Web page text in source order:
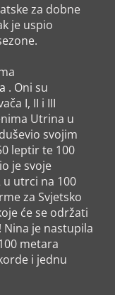
za dobne
je uspio
. Oni su
I, II i III
Utrina u
svojim
leptir te 100
je svoje
utrci na 100
za Svjetsko
će se održati
je nastupila
metara
i jednu